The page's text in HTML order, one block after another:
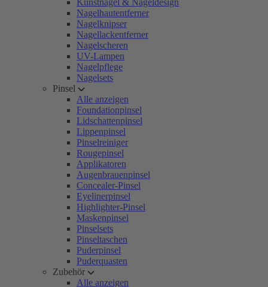
Kunstnägel & Nageldesign
Nagelhautentferner
Nagelknipser
Nagellackentferner
Nagelscheren
UV-Lampen
Nagelpflege
Nagelsets
Pinsel
Alle anzeigen
Foundationpinsel
Lidschattenpinsel
Lippenpinsel
Pinselreiniger
Rougepinsel
Applikatoren
Augenbrauenpinsel
Concealer-Pinsel
Eyelinerpinsel
Highlighter-Pinsel
Maskenpinsel
Pinselsets
Pinseltaschen
Puderpinsel
Puderquasten
Zubehör
Alle anzeigen